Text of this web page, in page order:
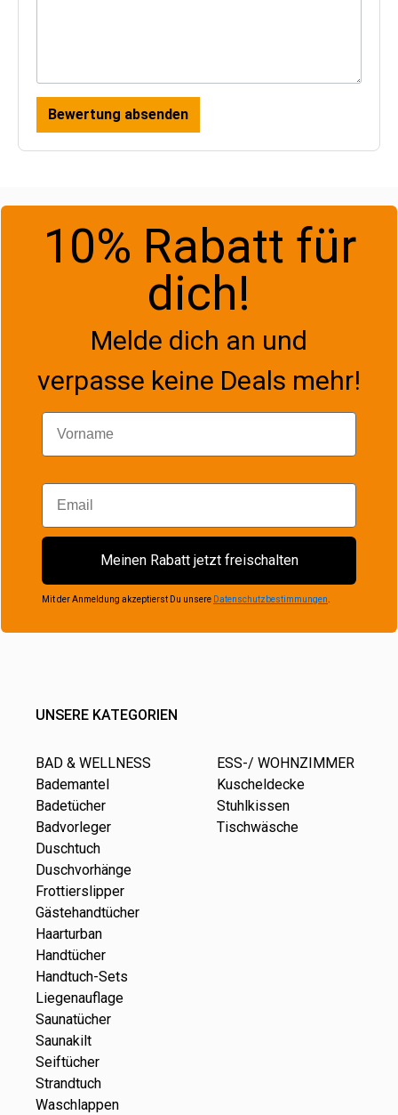
Bewertung absenden
10% Rabatt für
dich!
Melde dich an und
verpasse keine Deals mehr!
Vorname
Email
Meinen Rabatt jetzt freischalten
Mit der Anmeldung akzeptierst Du unsere Datenschutzbestimmungen
UNSERE KATEGORIEN
BAD & WELLNESS
Bademantel
Badetücher
Badvorleger
Duschtuch
Duschvorhänge
Frottierslipper
Gästehandtücher
Haarturban
Handtücher
Handtuch-Sets
Liegenauflage
Saunatücher
Saunakilt
Seiftücher
Strandtuch
Waschlappen
ESS-/ WOHNZIMMER
Kuscheldecke
Stuhlkissen
Tischwäsche